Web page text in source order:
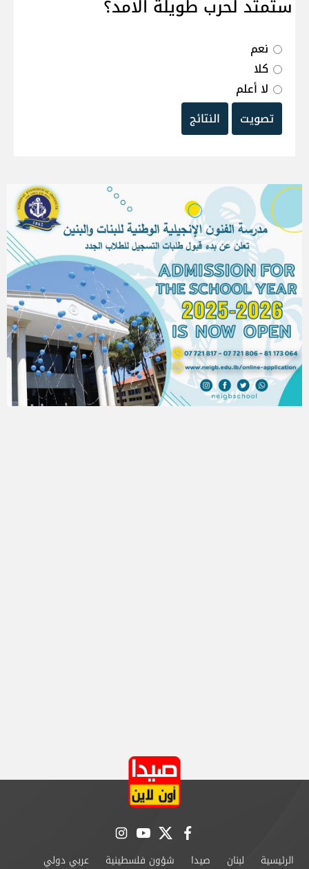
ستمتد لحرب طويلة الامد؟
نعم
كلا
لا أعلم
تصويت
النتائج
facebook
twitter
youtube
instagram
الرئيسية لبنان صيدا شؤون فلسطينية عربي دولي